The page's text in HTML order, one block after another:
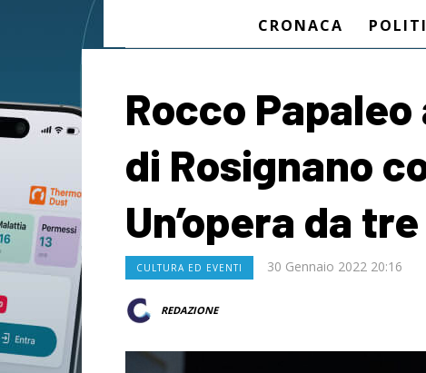
CRONACA
Rocco
di Rosignano
Un’opera da
CULTURA ED EVENTI 30 Gennaio 2022 20:16
REDAZIONE